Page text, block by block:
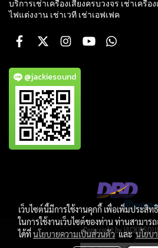
บริการเช่าเครื่องเสียงครบวงจร เช่าเครื่อ
ไฟแต่งงาน เช่าเวที เช่าเอฟเฟค
@jackiesound
Copy right by
เว็บไซต์นี้มีการใช้งานคุกกี้ เพื่อเพิ่มประสิ
ในการใช้งานเว็บไซต์ของท่าน ท่านสามาร
ได้ที่นโยบายความเป็นส่วนตัวและนโยบ